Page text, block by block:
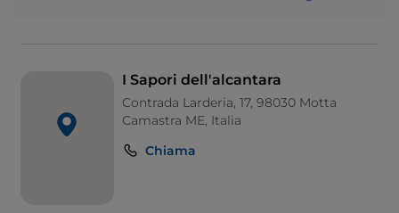
I Sapori dell'alcantara
Contrada Larderia, 17, 98030 Motta
Camastra ME, Italia
Chiama